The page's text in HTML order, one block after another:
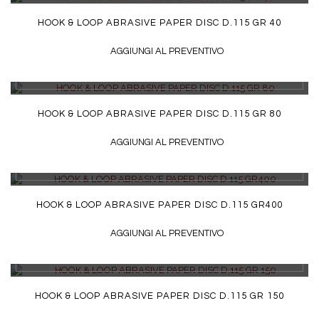
HOOK & LOOP ABRASIVE PAPER DISC D.115 GR 40
AGGIUNGI AL PREVENTIVO
HOOK & LOOP ABRASIVE PAPER DISC D.115 GR 80
AGGIUNGI AL PREVENTIVO
HOOK & LOOP ABRASIVE PAPER DISC D.115 GR400
AGGIUNGI AL PREVENTIVO
HOOK & LOOP ABRASIVE PAPER DISC D.115 GR 150